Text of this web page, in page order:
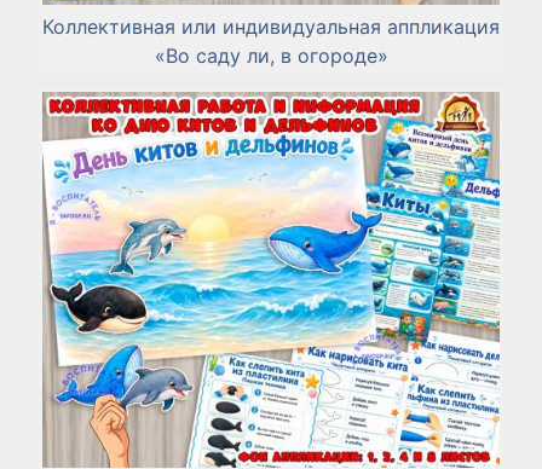
Коллективная или индивидуальная аппликация
«Во саду ли, в огороде»